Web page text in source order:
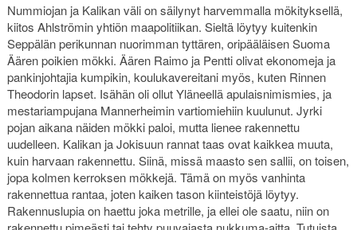
Nummiojan ja Kalikan väli on säilynyt harvemmalla mökityksellä,
kiitos Ahlströmin yhtiön maapolitiikan. Sieltä löytyy kuitenkin
Seppälän perikunnan nuorimman tyttären, oripääläisen Suoma
Äären poikien mökki. Äären Raimo ja Pentti olivat ekonomeja ja
pankinjohtajia kumpikin, koulukavereitani myös, kuten Rinnen
Theodorin lapset. Isähän oli ollut Yläneellä apulaisnimismies, ja
mestariampujana Mannerheimin vartiomiehiin kuulunut. Jyrki
pojan aikana näiden mökki paloi, mutta lienee rakennettu
uudelleen. Kalikan ja Jokisuun rannat taas ovat kaikkea muuta,
kuin harvaan rakennettu. Siinä, missä maasto sen sallii, on toisen,
jopa kolmen kerroksen mökkejä. Tämä on myös vanhinta
rakennettua rantaa, joten kaiken tason kiinteistöjä löytyy.
Rakennuslupia on haettu joka metrille, ja ellei ole saatu, niin on